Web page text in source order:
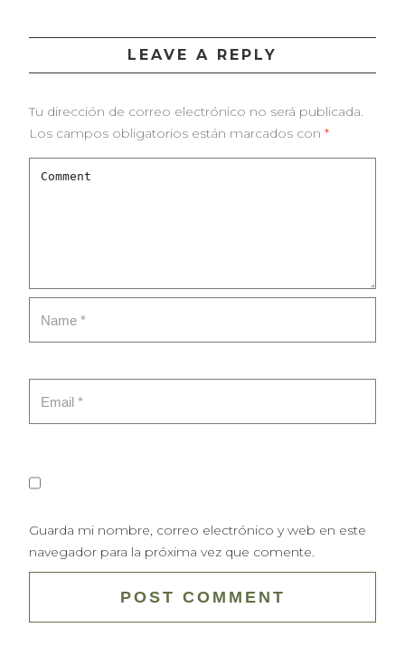
LEAVE A REPLY
Tu dirección de correo electrónico no será publicada.
Los campos obligatorios están marcados con *
Guarda mi nombre, correo electrónico y web en este
navegador para la próxima vez que comente.